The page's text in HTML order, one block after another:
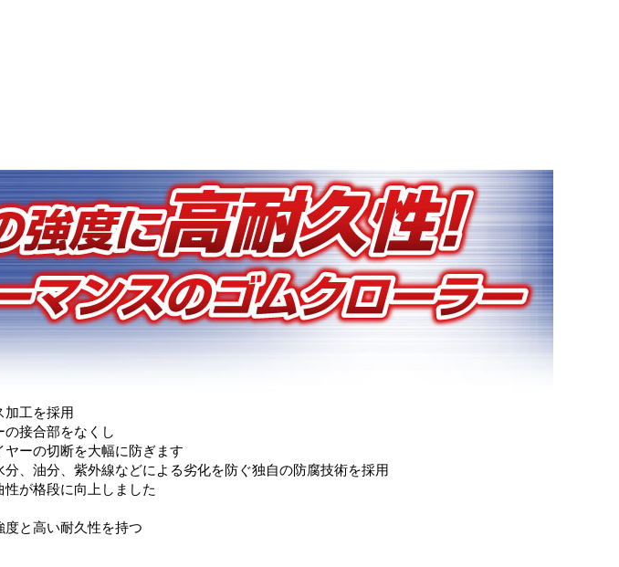
加工を採用
接合部をなくし
ーの切断を大幅に防ぎます
、油分、紫外線などによる劣化を防ぐ独自の防腐技術を採用
が格段に向上しました
度と高い耐久性を持つ